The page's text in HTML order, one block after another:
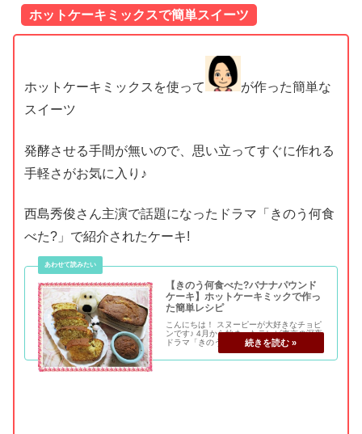
ホットケーキミックスで簡単スイーツ
ホットケーキミックスを使って
が作った簡単な
スイーツ
発酵させる手間が無いので、思い立ってすぐに作れる
手軽さがお気に入り♪
西島秀俊さん主演で話題になったドラマ「きのう何食
べた?」で紹介されたケーキ!
【きのう何食べた?バナナパウンド
ケーキ】ホットケーキミックで作っ
た簡単レシピ
こんにちは！ スヌーピーが大好きなチョピ
ンです♪ 4月から始まったテレビ東京の深夜
ドラマ「きのう何食べた？」の第7話で作ら
れたレシピを作ってみました！ 今回はごは
んではなく、西島秀俊さん演じるシロさん